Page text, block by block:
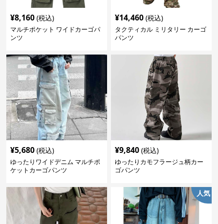
¥8,160 (税込)
マルチポケット ワイドカーゴパ
ンツ
¥14,460 (税込)
タクティカル ミリタリー カーゴ
パンツ
¥5,680 (税込)
ゆったりワイドデニム マルチポ
ケットカーゴパンツ
¥9,840 (税込)
ゆったりカモフラージュ柄カー
ゴパンツ
人気